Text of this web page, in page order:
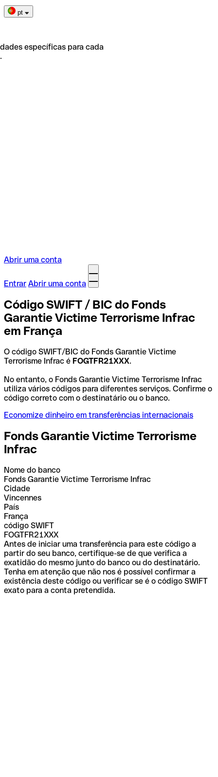
pt
específicas para cada
Abrir uma conta
Entrar Abrir uma conta
Código SWIFT / BIC do Fonds
Garantie Victime Terrorisme Infrac
em França
O código SWIFT/BIC do Fonds Garantie Victime
Terrorisme Infrac é FOGTFR21XXX.
No entanto, o Fonds Garantie Victime Terrorisme Infrac
utiliza vários códigos para diferentes serviços. Confirme o
código correto com o destinatário ou o banco.
Economize dinheiro em transferências internacionais
Fonds Garantie Victime Terrorisme
Infrac
Nome do banco
Fonds Garantie Victime Terrorisme Infrac
Cidade
Vincennes
País
França
código SWIFT
FOGTFR21XXX
Antes de iniciar uma transferência para este código a
partir do seu banco, certifique-se de que verifica a
exatidão do mesmo junto do banco ou do destinatário.
Tenha em atenção que não nos é possível confirmar a
existência deste código ou verificar se é o código SWIFT
exato para a conta pretendida.